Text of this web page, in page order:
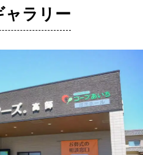
ャラリー